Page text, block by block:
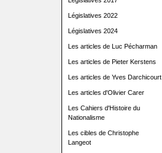
Législatives 2022
Législatives 2024
Les articles de Luc Pécharman
Les articles de Pieter Kerstens
Les articles de Yves Darchicourt
Les articles d'Olivier Carer
Les Cahiers d'Histoire du
Nationalisme
Les cibles de Christophe
Langeot